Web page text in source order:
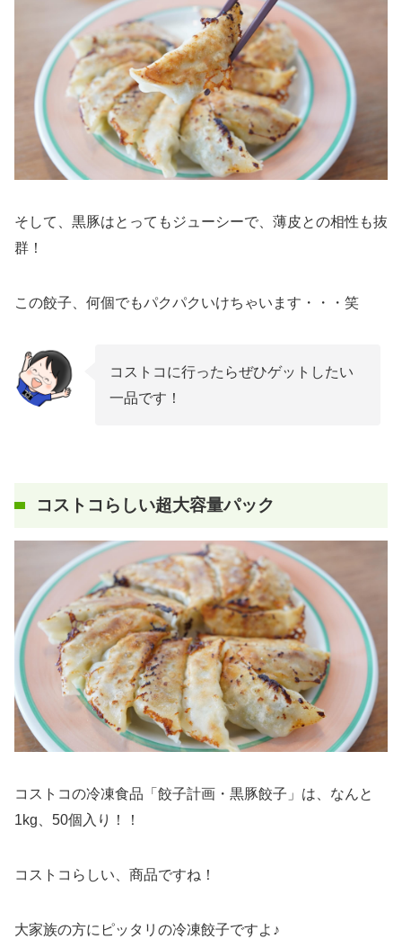
そして、黒豚はとってもジューシーで、薄皮との相性も抜
群！
この餃子、何個でもパクパクいけちゃいます・・・笑
コストコに行ったらぜひゲットしたい
一品です！
コストコらしい超大容量パック
コストコの冷凍食品「餃子計画・黒豚餃子」は、なんと
1kg、50個入り！！
コストコらしい、商品ですね！
大家族の方にピッタリの冷凍餃子ですよ♪